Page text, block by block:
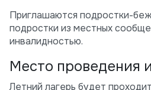
Приглашаются подростки-
подростки из местных
инвалидностью.
Место проведения
Летний лагерь будет